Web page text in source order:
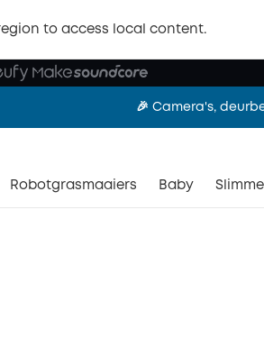
to access local content.
🎉 Slimmer wonen
🎉 Camera's,
🎉
Robotgrasmaaiers Baby